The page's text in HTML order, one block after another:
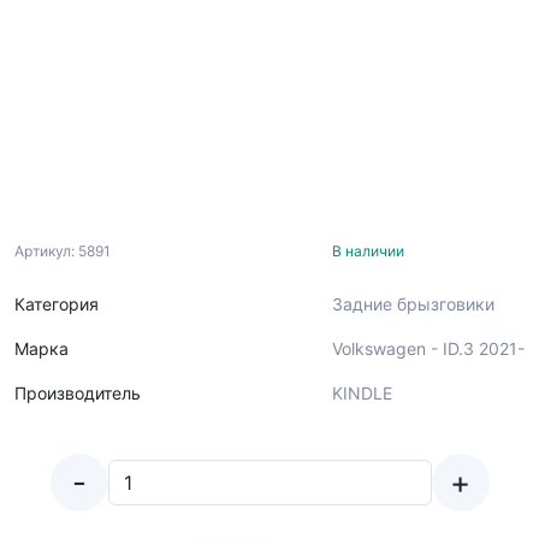
Артикул: 5891
Категория
Марка
Производитель
В наличии
Задние брызговики
Volkswagen - ID.3 2021-
KINDLE
- +